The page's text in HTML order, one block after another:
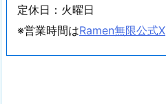
定休日：火曜日
※営業時間はRamen無限公式X